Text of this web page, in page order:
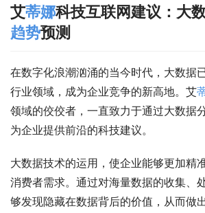
艾蒂娜科技互联网建议：大
趋势预测
在数字化浪潮汹涌的当今时代，大数据
行业领域，成为企业竞争的新高地。艾
领域的佼佼者，一直致力于通过大数据
为企业提供前沿的科技建议。
大数据技术的运用，使企业能够更加精
消费者需求。通过对海量数据的收集、
够发现隐藏在数据背后的价值，从而做